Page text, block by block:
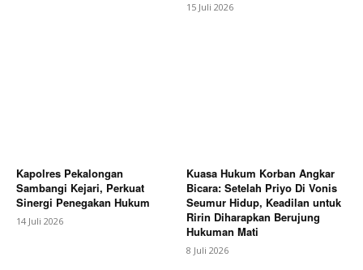
15 Juli 2026
Kapolres Pekalongan
Sambangi Kejari, Perkuat
Sinergi Penegakan Hukum
14 Juli 2026
Kuasa Hukum Korban Angkar
Bicara: Setelah Priyo Di Vonis
Seumur Hidup, Keadilan untuk
Ririn Diharapkan Berujung
Hukuman Mati
8 Juli 2026